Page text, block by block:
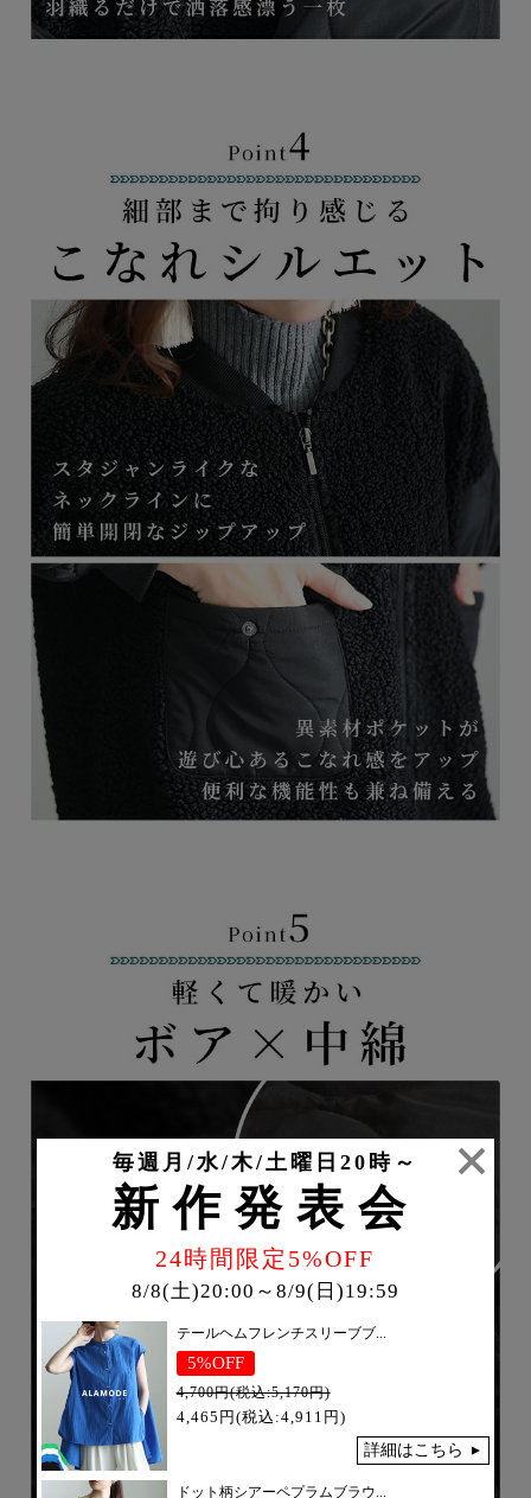
毎週月/水/木/土曜日20時～
新作発表会
24時間限定5%OFF
8/8(土)20:00～8/9(日)19:59
テールヘムフレンチスリーブブ...
5%OFF
4,700円(税込:5,170円)
4,465円(税込:4,911円)
詳細はこちら
ドット柄シアーペプラムブラウ...